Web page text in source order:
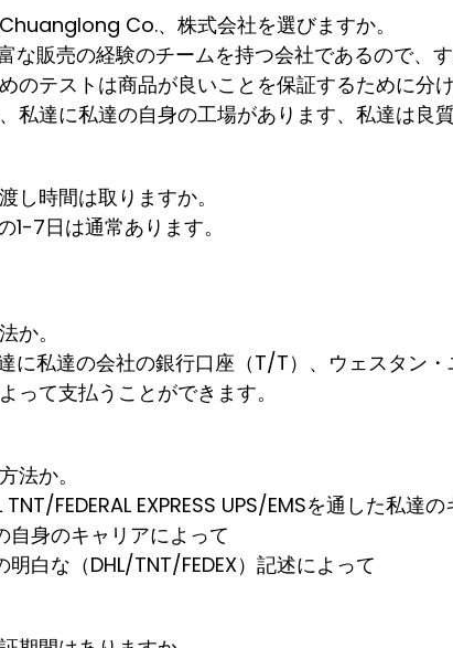
Co.、株式会社を選びますか。
な販売の経験のチームを持つ会社であるので、
のテストは商品が良いことを保証するために分
私達に私達の自身の工場があります、私達は良
し時間は取りますか。
1-7日は通常あります。
か。
に私達の会社の銀行口座（T/T）、ウェスタン
って支払うことができます。
法か。
TNT/FEDERAL EXPRESS UPS/EMSを通した私達
自身のキャリアによって
明白な（DHL/TNT/FEDEX）記述によって